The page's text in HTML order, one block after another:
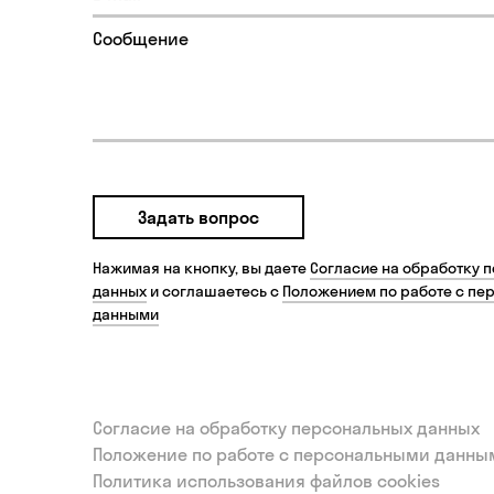
Задать вопрос
Нажимая на кнопку, вы даетеСогласие на обработку
данных и соглашаетесь с Положением по работе с
данными
Согласие на обработку персональных данных
Положение по работе с персональными
Политика использования файлов cookies